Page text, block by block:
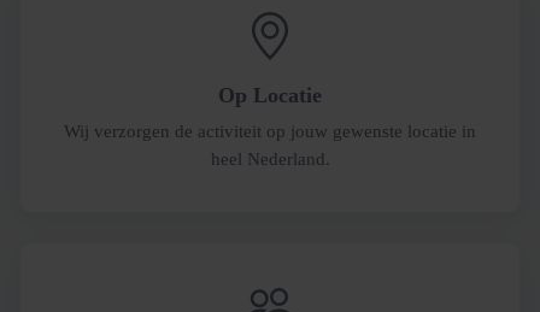
Op Locatie
Wij verzorgen de activiteit op jouw gewenste locatie in
heel Nederland.